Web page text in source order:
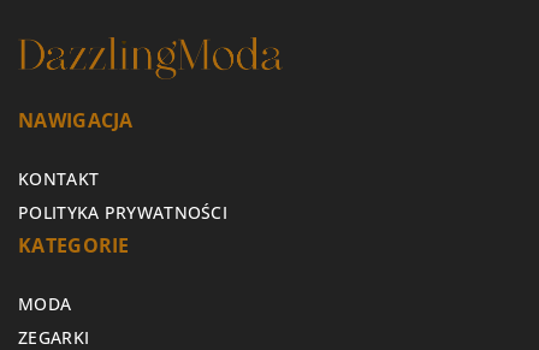
NAWIGACJA
KONTAKT
POLITYKA PRYWATNOŚCI
KATEGORIE
MODA
ZEGARKI